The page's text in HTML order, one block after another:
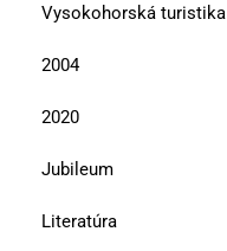
Vysokohorská turistika
2004
2020
Jubileum
Literatúra